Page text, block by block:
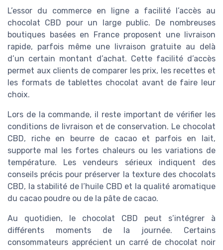
L’essor du commerce en ligne a facilité l’accès au
chocolat CBD pour un large public. De nombreuses
boutiques basées en France proposent une livraison
rapide, parfois même une livraison gratuite au delà
d’un certain montant d’achat. Cette facilité d’accès
permet aux clients de comparer les prix, les recettes et
les formats de tablettes chocolat avant de faire leur
choix.
Lors de la commande, il reste important de vérifier les
conditions de livraison et de conservation. Le chocolat
CBD, riche en beurre de cacao et parfois en lait,
supporte mal les fortes chaleurs ou les variations de
température. Les vendeurs sérieux indiquent des
conseils précis pour préserver la texture des chocolats
CBD, la stabilité de l’huile CBD et la qualité aromatique
du cacao poudre ou de la pâte de cacao.
Au quotidien, le chocolat CBD peut s’intégrer à
différents moments de la journée. Certains
consommateurs apprécient un carré de chocolat noir